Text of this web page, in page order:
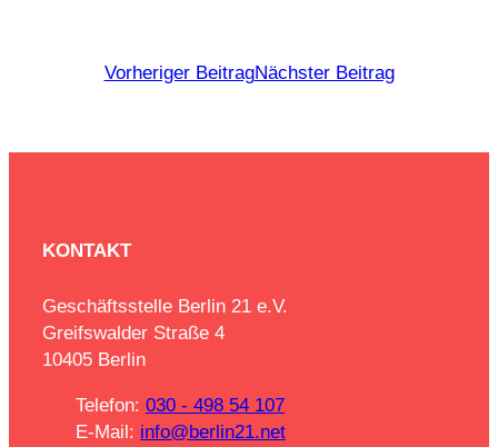
Vorheriger BeitragNächster Beitrag
KONTAKT
Geschäftsstelle Berlin 21 e.V.
Greifswalder Straße 4
10405 Berlin
Telefon: 030 - 498 54 107
E-Mail: info@berlin21.net